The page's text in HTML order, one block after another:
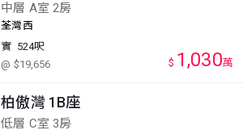
中層 A室 2房
荃灣西
實 524呎
@ $19,656
$ 1,030萬
柏傲灣 1B座
低層 C室 3房